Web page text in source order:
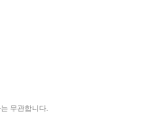
무관합니다.